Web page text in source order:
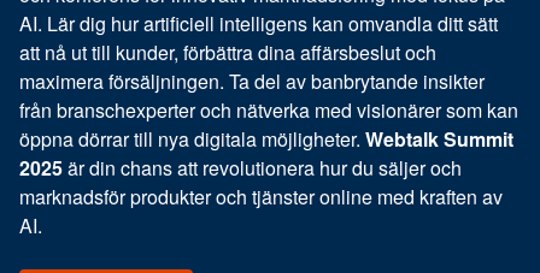
AI. Lär dig hur artificiell intelligens kan omvandla ditt sätt
att nå ut till kunder, förbättra dina affärsbeslut och
maximera försäljningen. Ta del av banbrytande insikter
från branschexperter och nätverka med visionärer som kan
öppna dörrar till nya digitala möjligheter. Webtalk Summit
2025är din chans att revolutionera hur du säljer och
marknadsför produkter och tjänster online med kraften av
AI.